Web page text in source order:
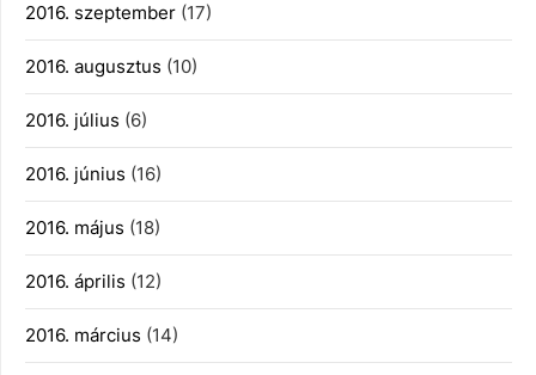
2016. szeptember (17)
2016. augusztus (10)
2016. július (6)
2016. június (16)
2016. május (18)
2016. április (12)
2016. március (14)